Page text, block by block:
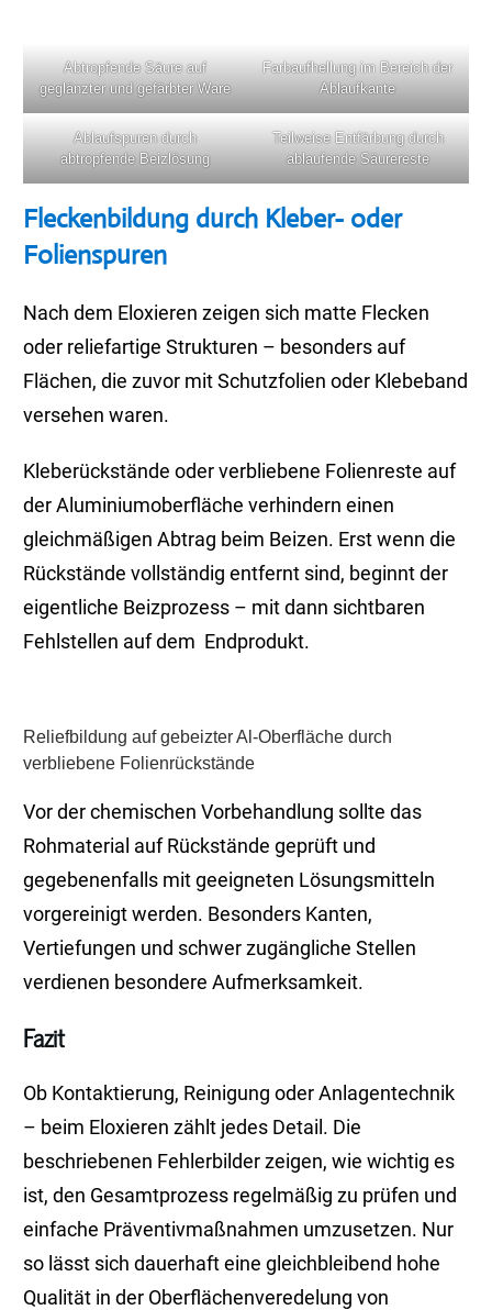
Abtropfende Säure auf
geglänzter und gefärbter Ware
Farbaufhellung im Bereich der
Ablaufkante
Ablaufspuren durch
abtropfende Beizlösung
Teilweise Entfärbung durch
ablaufende Säurereste
Fleckenbildung durch Kleber- oder
Folienspuren
Nach dem Eloxieren zeigen sich matte Flecken
oder reliefartige Strukturen – besonders auf
Flächen, die zuvor mit Schutzfolien oder Klebeband
versehen waren.
Kleberückstände oder verbliebene Folienreste auf
der Aluminiumoberfläche verhindern einen
gleichmäßigen Abtrag beim Beizen. Erst wenn die
Rückstände vollständig entfernt sind, beginnt der
eigentliche Beizprozess – mit dann sichtbaren
Fehlstellen auf dem Endprodukt.
Reliefbildung auf gebeizter Al-Oberfläche durch
verbliebene Folienrückstände
Vor der chemischen Vorbehandlung sollte das
Rohmaterial auf Rückstände geprüft und
gegebenenfalls mit geeigneten Lösungsmitteln
vorgereinigt werden. Besonders Kanten,
Vertiefungen und schwer zugängliche Stellen
verdienen besondere Aufmerksamkeit.
Fazit
Ob Kontaktierung, Reinigung oder Anlagentechnik
– beim Eloxieren zählt jedes Detail. Die
beschriebenen Fehlerbilder zeigen, wie wichtig es
ist, den Gesamtprozess regelmäßig zu prüfen und
einfache Präventivmaßnahmen umzusetzen. Nur
so lässt sich dauerhaft eine gleichbleibend hohe
Qualität in der Oberflächenveredelung von